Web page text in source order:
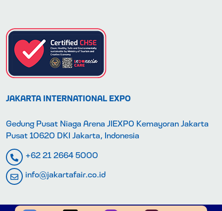
JAKARTA INTERNATIONAL EXPO
Gedung Pusat Niaga Arena JIEXPO Kemayoran Jakarta
Pusat 10620 DKI Jakarta, Indonesia
+62 21 2664 5000
info@jakartafair.co.id